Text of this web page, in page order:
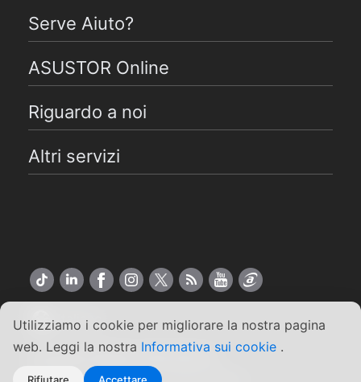
Utilizziamo i cookie per migliorare la nostra pagina
web. Leggi la nostra Informativa sui cookie .
Serve Aiuto?
ASUSTOR Online
Riguardo a noi
Altri servizi
Italiano
Copyright ©2026 ASUSTOR Inc.